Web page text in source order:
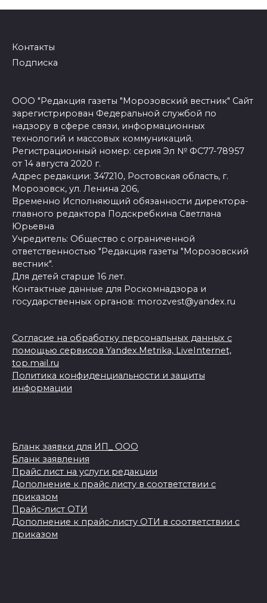
Контакты
Подписка
ООО "Редакция газеты "Морозовский вестник" Сайт
зарегистрирован Федеральной службой по
надзору в сфере связи, информационных
технологий и массовых коммуникаций.
Регистрационный номер: серия Эл № ФС77-78957
от 14 августа 2020 г.
Адрес редакции: 347210, Ростовская область, г.
Морозовск, ул. Ленина 206,
Временно Исполняющий обязанности директора-
главного редактора Подскребкина Светлана
Юрьевна
Учредитель: Общество с ограниченной
ответственностью "Редакция газеты "Морозовский
вестник".
Для детей старше 16 лет.
Контактные данные для Роскомнадзора и
государственных органов: morozvest@yandex.ru
Согласие на обработку персональных данных с
помощью сервисов Yandex.Metrika, LiveInternet,
top.mail.ru
Политика конфиденциальности и защиты
информации
Бланк заявки для ИП_ ООО
Бланк заявления
Прайс лист на услуги редакции
Дополнение к прайс листу в соответствии с
приказом
Прайс-лист ОТИ
Дополнение к прайс-листу ОТИ в соответствии с
приказом